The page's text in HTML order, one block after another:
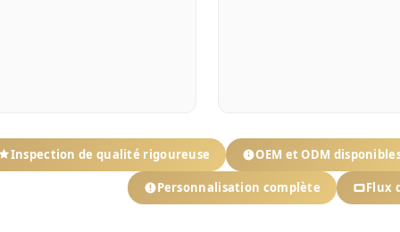
Inspection de qualité rigoureuse OEM et ODM
Personnalisation complète Flux